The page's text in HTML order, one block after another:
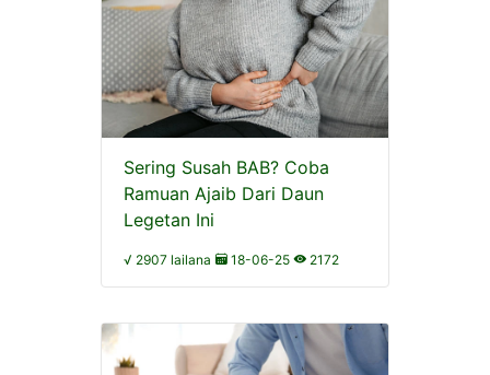
Sering Susah BAB? Coba
Ramuan Ajaib Dari Daun
Legetan Ini
√ 2907 lailana 18-06-25 2172